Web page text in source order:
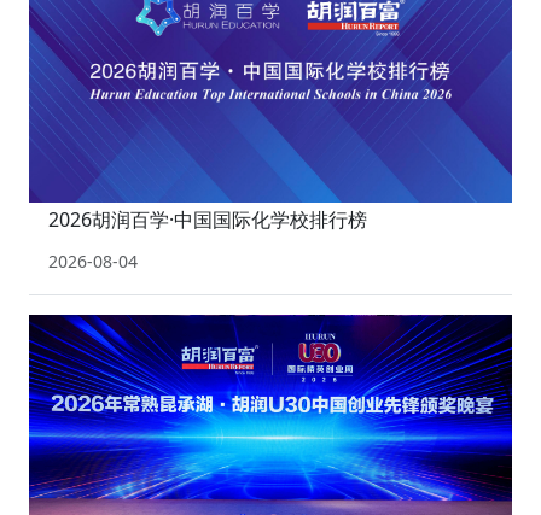
2026胡润百学·中国国际化学校排行榜
2026-08-04